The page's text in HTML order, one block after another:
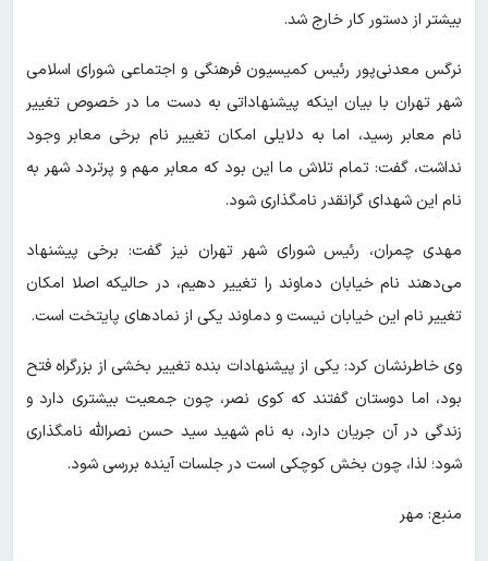
بیشتر از دستور کار خارج شد.
نرگس معدنی‌پور رئیس کمیسیون فرهنگی و اجتماعی شورای اسلامی
شهر تهران با بیان اینکه پیشنهاداتی به دست ما در خصوص تغییر
نام معابر رسید، اما به دلایلی امکان تغییر نام برخی معابر وجود
نداشت، گفت: تمام تلاش ما این بود که معابر مهم و پرتردد شهر به
نام این شهدای گرانقدر نامگذاری شود.
مهدی چمران، رئیس شورای شهر تهران نیز گفت: برخی پیشنهاد
می‌دهند نام خیابان دماوند را تغییر دهیم، در حالیکه اصلا امکان
تغییر نام این خیابان نیست و دماوند یکی از نماد‌های پایتخت است.
وی خاطرنشان کرد: یکی از پیشنهادات بنده تغییر بخشی از بزرگراه فتح
بود، اما دوستان گفتند که کوی نصر، چون جمعیت بیشتری دارد و
زندگی در آن جریان دارد، به نام شهید سید حسن نصرالله نامگذاری
شود؛ لذا، چون بخش کوچکی است در جلسات آینده بررسی شود.
منبع: مهر